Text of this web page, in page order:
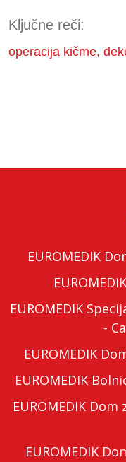
Ključne reči:
operacija kičme,
EUROMEDIK
EUROMEDIK
-
EUROMEDIK
EUROMEDIK
EUROMEDIK
EUROMEDIK